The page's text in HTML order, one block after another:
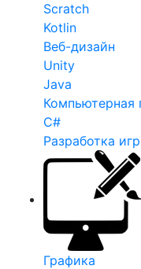
Scratch
Kotlin
Веб-дизайн
Unity
Java
Компьютерная
C#
Разработка игр
Графика